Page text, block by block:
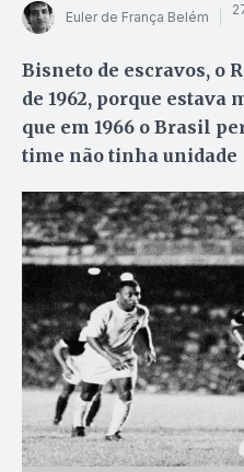
Euler de França Belém
Bisneto de escravos, o
de 1962, porque estava
que em 1966 o Brasil
time não tinha unidade